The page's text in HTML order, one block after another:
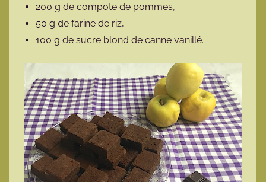
200 g de compote de pommes,
50 g de farine de riz,
100 g de sucre blond de canne vanillé.